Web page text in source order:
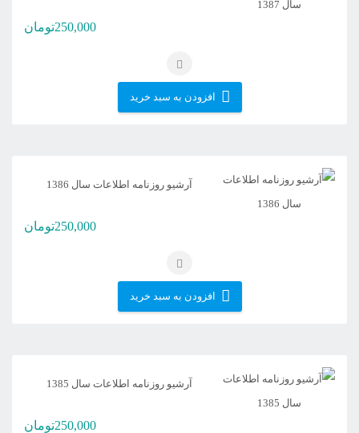
250,000تومان
افزودن به سبد خرید
آرشیو روزنامه اطلاعات سال 1386
250,000تومان
افزودن به سبد خرید
آرشیو روزنامه اطلاعات سال 1385
250,000تومان